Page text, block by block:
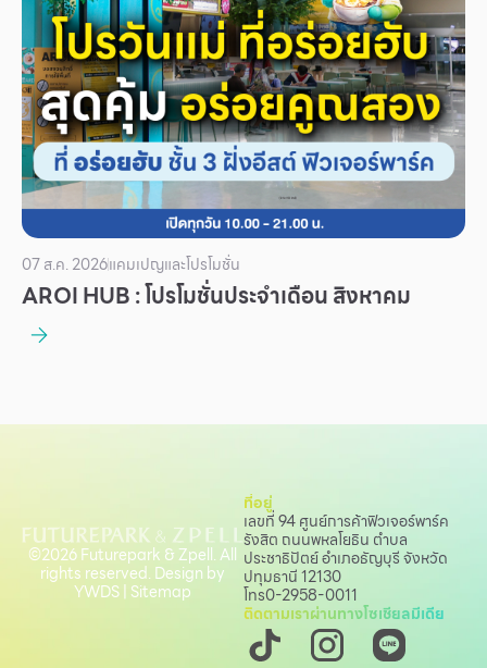
สมัครงาน
สิทธิประโยชน์ที่ฟิวเจอร์พาร์ค
07 ส.ค. 2026แคมเปญและโปรโมชั่น
AROI HUB : โปรโมชั่นประจำเดือน สิงหาคม
ที่อยู่
เลขที่ 94 ศูนย์การค้าฟิวเจอร์พาร์ค
รังสิต ถนนพหลโยธิน ตำบล
ประชาธิปัตย์ อำเภอธัญบุรี จังหวัด
ปทุมธานี 12130
โทร0-2958-0011
ติดตามเราผ่านทางโซเชียลมีเดีย
©2026 Futurepark & Zpell. All
rights reserved. Design by
YWDS| Sitemap